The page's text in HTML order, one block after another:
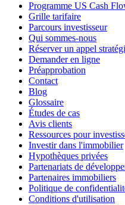
Programme US Cash
Grille tarifaire
Parcours investisseur
Qui sommes-nous
Réserver un appel
Demander en ligne
Préapprobation
Contact
Blog
Glossaire
Études de cas
Avis clients
Ressources pour
Investir dans l'immobilier
Hypothèques privées
Partenariats de
Partenaires immobiliers
Politique de
Conditions d'utilisation